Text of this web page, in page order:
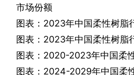
市场份额
图表： 2023年中国柔性树脂
图表： 2023年中国柔性树脂
图表： 2020-2023年中国柔
图表： 2024-2029年中国柔